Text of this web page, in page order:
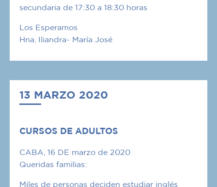
secundaria de 17:30 a 18:30 horas
Los Esperamos
Hna. Iliandra- María José
13 MARZO 2020
CURSOS DE ADULTOS
CABA, 16 DE marzo de 2020
Queridas familias:
Miles de personas deciden estudiar inglés